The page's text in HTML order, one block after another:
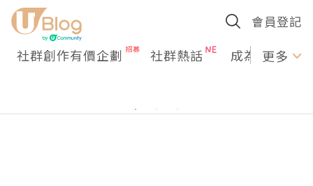
會員登記
社群創作有價企劃 社群熱話 成為U更多